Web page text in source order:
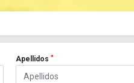
Apellidos *